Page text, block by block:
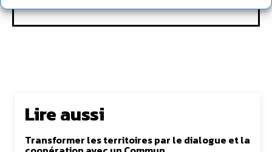
Lire aussi
Transformer les territoires par le dialogue et la